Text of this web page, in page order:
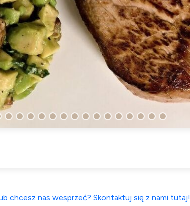
chcesz nas wesprzeć? Skontaktuj się z nami tutaj!